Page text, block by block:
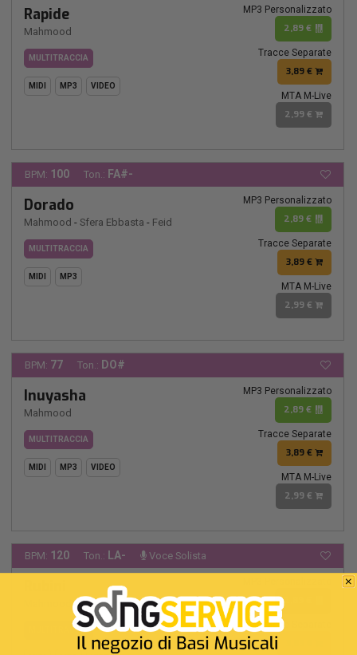
Rapide
Mahmood
MULTITRACCIA
MIDI MP3 VIDEO
MP3 Personalizzato
2,89 €
Tracce Separate
3,89 €
MTA M-Live
2,99 €
BPM: 100 Ton.: FA#-
Dorado
Mahmood - Sfera Ebbasta - Feid
MULTITRACCIA
MIDI MP3
MP3 Personalizzato
2,89 €
Tracce Separate
3,89 €
MTA M-Live
2,99 €
BPM: 77 Ton.: DO#
Inuyasha
Mahmood
MULTITRACCIA
MIDI MP3 VIDEO
MP3 Personalizzato
2,89 €
Tracce Separate
3,89 €
MTA M-Live
2,99 €
BPM: 120 Ton.: LA- Voce Solista
-Elisa
MULTITRACCIA
2,89 €
Tracce Separate